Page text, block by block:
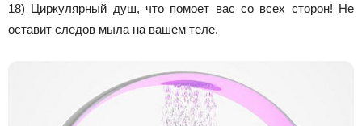
18) Циркулярный душ, что помоет вас со всех сторон! Не
оставит следов мыла на вашем теле.